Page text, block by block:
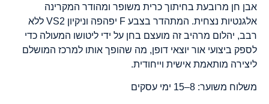
אבן חן מרובעת בחיתוך כרית משופר ומהודר המקרינה
אלגנטיות נצחית. המתהדר בצבע F יפהפה וניקיון VS2 ללא
רבב, יהלום מרהיב זה מועצם בחן על ידי ליטושו המעולה כדי
לספק ביצועי אור יוצאי דופן, מה שהופך אותו למרכז המושלם
ליצירה מותאמת אישית וייחודית.
משלוח משוער: 8–15 ימי עסקים